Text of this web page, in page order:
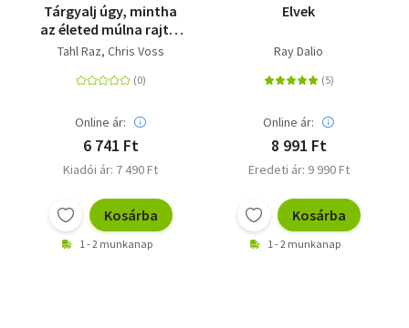
Tárgyalj úgy, mintha
az életed múlna rajta!
- új kiadás - Meggyőzés
túsztárgyaló
Tahl Raz Chris Voss
Online ár:
6 741 Ft
Kiadói ár: 7 490 Ft
Kosárba
1 - 2 munkanap
Elvek
Ray Dalio
Online ár:
8 991 Ft
Eredeti ár: 9 990 Ft
Kosárba
1 - 2 munkanap